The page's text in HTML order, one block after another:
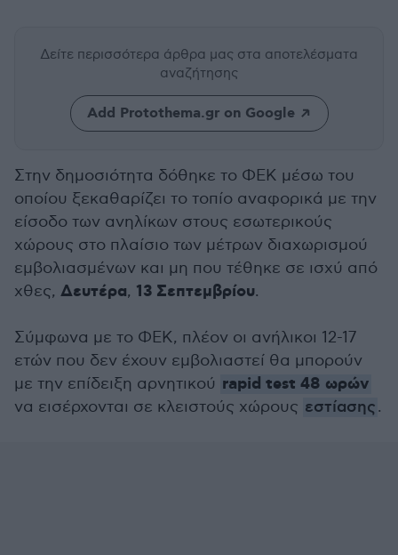
Δείτε περισσότερα άρθρα μας στα αποτελέσματα
αναζήτησης
Add Protothema.gr on Google
Στην δημοσιότητα δόθηκε το ΦΕΚ μέσω του
οποίου ξεκαθαρίζει το τοπίο αναφορικά με την
είσοδο των ανηλίκων στους εσωτερικούς
χώρους στο πλαίσιο των μέτρων διαχωρισμού
εμβολιασμένων και μη που τέθηκε σε ισχύ από
χθες, Δευτέρα, 13 Σεπτεμβρίου.
Σύμφωνα με το ΦΕΚ, πλέον οι ανήλικοι 12-17
ετών που δεν έχουν εμβολιαστεί θα μπορούν
με την επίδειξη αρνητικού rapid test 48 ωρών
να εισέρχονται σε κλειστούς χώρους εστίασης.